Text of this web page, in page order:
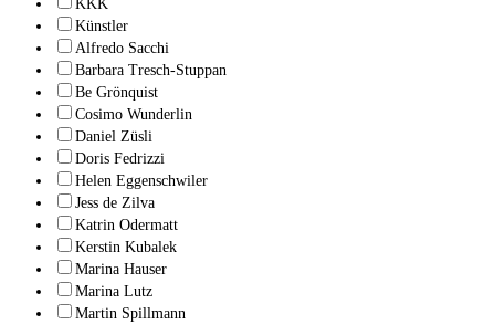
KKK
Künstler
Alfredo Sacchi
Barbara Tresch-Stuppan
Be Grönquist
Cosimo Wunderlin
Daniel Züsli
Doris Fedrizzi
Helen Eggenschwiler
Jess de Zilva
Katrin Odermatt
Kerstin Kubalek
Marina Hauser
Marina Lutz
Martin Spillmann